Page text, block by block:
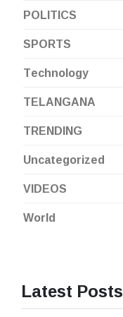
POLITICS
SPORTS
Technology
TELANGANA
TRENDING
Uncategorized
VIDEOS
World
Latest Posts